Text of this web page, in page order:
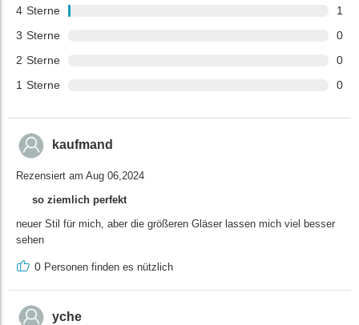
4 Sterne
1
3 Sterne
0
2 Sterne
0
1 Sterne 0
kaufmand
Rezensiert am Aug 06,2024
so ziemlich perfekt
neuer Stil für mich, aber die größeren Gläser lassen mich viel besser
sehen
0 Personen finden es nützlich
yche